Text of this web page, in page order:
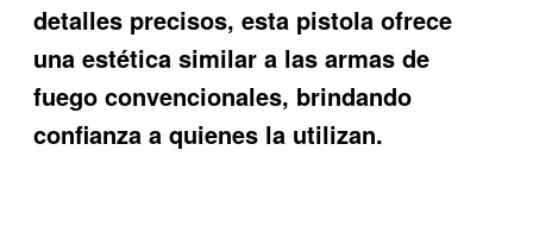
detalles precisos, esta pistola ofrece
una estética similar a las armas de
fuego convencionales, brindando
confianza a quienes la utilizan.